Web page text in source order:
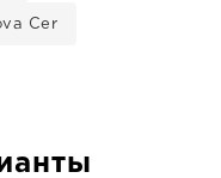
Cer